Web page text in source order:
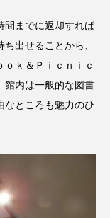
までに返却すれば
出せることから、
ｋ＆Ｐｉｃｎｉｃ
館内は一般的な図書
なところも魅力のひ